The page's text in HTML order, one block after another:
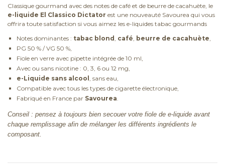
Classique gourmand avec des notes de café et de beurre de cacahuète, le
e-liquide El Classico Dictator est une nouveauté Savourea qui vous
offrira toute satisfaction si vous aimez les e-liquides tabac gourmands
Notes dominantes : tabac blond , café, beurre de cacahuète,
PG 50 % / VG 50 %,
Fiole en verre avec pipette intégrée de 10 ml,
Avec ou sans nicotine : 0, 3, 6 ou 12 mg,
e-Liquide sans alcool , sans eau,
Compatible avec tous les types de cigarette électronique,
Fabriqué en France par Savourea.
Conseil : pensez à toujours bien secouer votre fiole de e-liquide avant
chaque remplissage afin de mélanger les différents ingrédients le
composant.